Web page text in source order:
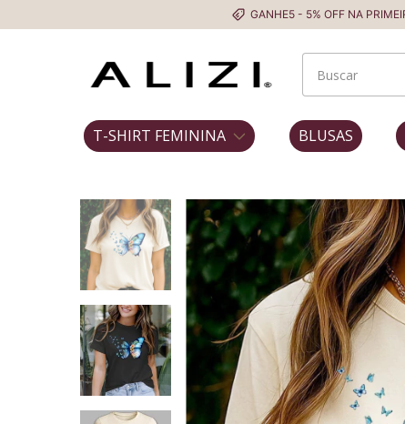
GANHE5 - 5% OFF NA PRIMEIRA COMPRA
T-SHIRT FEMININA BLUSAS